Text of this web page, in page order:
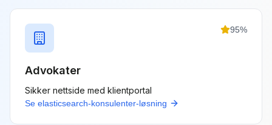
95%
Advokater
Sikker nettside med klientportal
Se elasticsearch-konsulenter-løsning